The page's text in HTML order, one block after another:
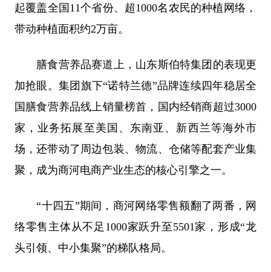
起覆盖全国11个省份、超1000名农民的种植网络，
带动种植面积约2万亩。
膳食营养品赛道上，山东斯伯特集团的表现更
加抢眼。集团旗下“诺特兰德”品牌连续四年稳居全
国膳食营养品线上销量榜首，国内经销商超过3000
家，业务拓展至美国、东南亚、新西兰等海外市
场，还带动了周边包装、物流、仓储等配套产业集
聚，成为商河电商产业生态的核心引擎之一。
“十四五”期间，商河网络零售额翻了两番，网
络零售主体从不足1000家跃升至5501家，形成“龙
头引领、中小集聚”的梯队格局。